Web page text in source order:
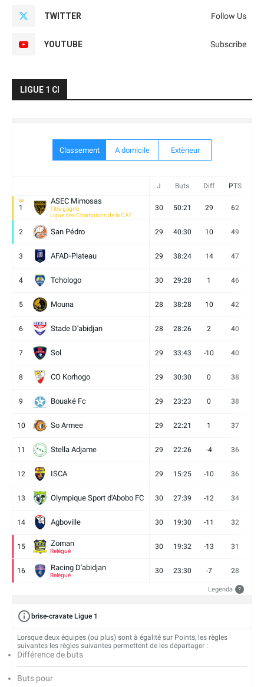
TWITTER Follow Us
YOUTUBE Subscribe
LIGUE 1 CI
Classement A domicile Extèrieur
J Buts Diff PTS
1
ASEC Mimosas
Titre gagné
Ligue des Champions de la CAF
30 50:21 29 62
2 San Pédro 29 40:30 10 49
3 AFAD-Plateau 29 38:24 14 47
4 Tchologo 30 29:28 1 46
5 Mouna 28 38:28 10 42
6 Stade D'abidjan 28 28:26 2 40
7 Sol 29 33:43 -10 40
8 CO Korhogo 29 30:30 0 38
9 Bouaké Fc 29 23:23 0 38
10 So Armee 29 22:21 1 37
11 Stella Adjame 29 22:26 -4 36
12 ISCA 29 15:25 -10 36
13 Olympique Sport d'Abobo FC 30 27:39 -12 34
14 Agboville 30 19:30 -11 32
15 Zoman
Relégué
30 19:32 -13 31
16 Racing D'abidjan
Relégué
30 23:30 -7 28
Legenda ?
brise-cravate Ligue 1
Lorsque deux équipes (ou plus) sont à égalité sur Points, les règles
suivantes les règles suivantes permettent de les départager :
Différence de buts
Buts pour